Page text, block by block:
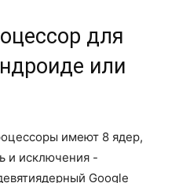
для
или
имеют 8 ядер,
и исключения -
Google